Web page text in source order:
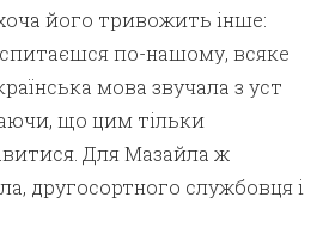
його тривожить інше:
спитаєшся по-нашому, всяке
мова звучала з уст
що цим тільки
Для Мазайла ж
другосортного службовця і